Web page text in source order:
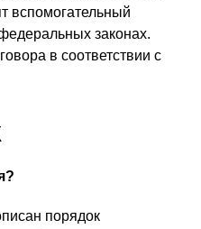
вспомогательный
законах.
в соответствии с
порядок